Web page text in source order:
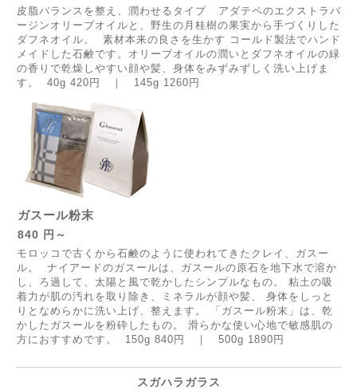
皮脂バランスを整え、潤わせるタイプ アダテペのエクストラバ
ージンオリーブオイルと、野生の月桂樹の果実から手づくりした
ダフネオイル。 素材本来の良さを生かす コールド製法でハンド
メイドした石鹸です。オリーブオイルの潤いとダフネオイルの緑
の香りで乾燥しやすい顔や髪、身体をみずみずしく洗い上げま
す。 40g 420円 ｜ 145g 1260円
ガスール粉末
840 円～
モロッコで古くから石鹸のように使われてきたクレイ、ガスー
ル。 ナイアードのガスールは、ガスールの原石を地下水で溶か
し、ろ過して、太陽と風で乾かしたシンプルなもの。 粘土の吸
着力が肌の汚れを取り除き、ミネラルが顔や髪、 身体をしっと
りとなめらかに洗い上げ、整えます。 「ガスール粉末」は、乾
かしたガスールを粉砕したもの。 滑らかな使い心地で敏感肌の
方におすすめです。 150g 840円 ｜ 500g 1890円
スガハラガラス